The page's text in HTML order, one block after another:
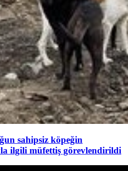
sahipsiz köpeğin
ilgili müfettiş görevlendirildi